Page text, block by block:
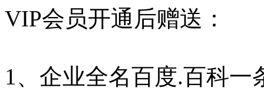
VIP会员开通后赠送：
1、企业全名百度.百科一